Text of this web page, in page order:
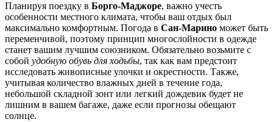
Планируя поездку в Борго-Маджоре, важно учесть
особенности местного климата, чтобы ваш отдых был
максимально комфортным. Погода в Сан-Марино может быть
переменчивой, поэтому принцип многослойности в одежде
станет вашим лучшим союзником. Обязательно возьмите с
собой удобную обувь для ходьбы, так как вам предстоит
исследовать живописные улочки и окрестности. Также,
учитывая количество влажных дней в течение года,
небольшой складной зонт или легкий дождевик будет не
лишним в вашем багаже, даже если прогнозы обещают
солнце.